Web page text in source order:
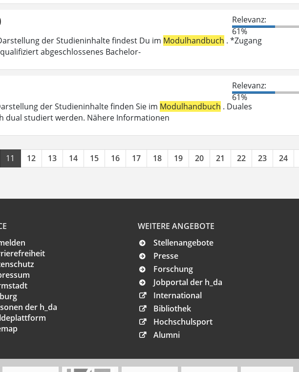
Relevanz:
61%
der Studieninhalte findest Du im Modulhandbuch . *Zugang
abgeschlossenes Bachelor-
Relevanz:
61%
der Studieninhalte finden Sie im Modulhandbuch . Duales
dual studiert werden. Nähere Informationen
11 12 13 14 15 16 17 18 19 20 21 22 23 24
der h_da
WEITERE ANGEBOTE
Stellenangebote
Presse
Forschung
Jobportal der h_da
International
Bibliothek
Hochschulsport
Alumni